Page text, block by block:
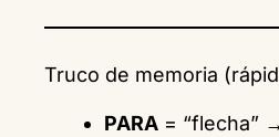
Truco de memoria
PARA = “flecha”